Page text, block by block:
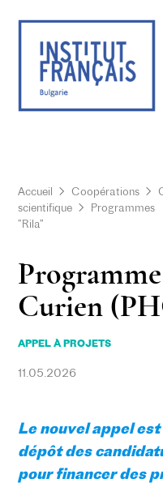
Accueil Coopérations
scientifique
Programmes
“Rila”
Curien
APPEL À PROJETS
11.05.2026
Le nouvel appel
dépôt des
pour financer des